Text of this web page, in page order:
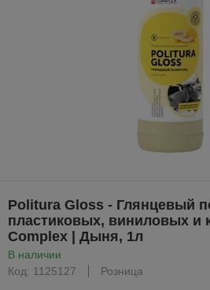
Politura Gloss - Глянцевый
пластиковых, виниловых и
Complex | Дыня, 1л
В наличии
Код: 1125127
Розница